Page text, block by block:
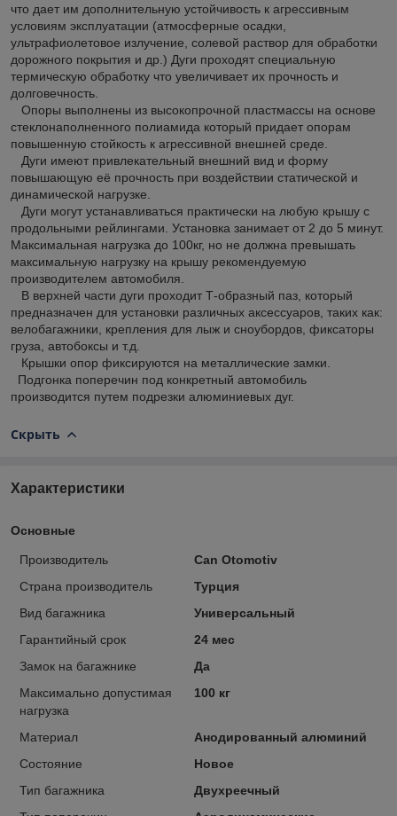
что дает им дополнительную устойчивость к агрессивным
условиям эксплуатации (атмосферные осадки,
ультрафиолетовое излучение, солевой раствор для обработки
дорожного покрытия и др.) Дуги проходят специальную
термическую обработку что увеличивает их прочность и
долговечность.
Опоры выполнены из высокопрочной пластмассы на основе
стеклонаполненного полиамида который придает опорам
повышенную стойкость к агрессивной внешней среде.
Дуги имеют привлекательный внешний вид и форму
повышающую её прочность при воздействии статической и
динамической нагрузке.
Дуги могут устанавливаться практически на любую крышу с
продольными рейлингами. Установка занимает от 2 до 5 минут.
Максимальная нагрузка до 100кг, но не должна превышать
максимальную нагрузку на крышу рекомендуемую
производителем автомобиля.
В верхней части дуги проходит Т-образный паз, который
предназначен для установки различных аксессуаров, таких как:
велобагажники, крепления для лыж и сноубордов, фиксаторы
груза, автобоксы и т.д.
Крышки опор фиксируются на металлические замки.
Подгонка поперечин под конкретный автомобиль
производится путем подрезки алюминиевых дуг.
Скрыть
Характеристики
Основные
Производитель
Can Otomotiv
Страна производитель
Турция
Вид багажника
Универсальный
Гарантийный срок
24 мес
Замок на багажнике
Да
Максимально допустимая
нагрузка
100 кг
Материал
Анодированный алюминий
Состояние
Новое
Тип багажника
Двухреечный